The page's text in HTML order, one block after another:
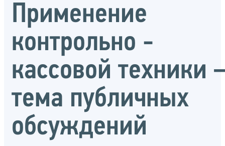
Применение
контрольно -
кассовой техники
тема публичных
обсуждений